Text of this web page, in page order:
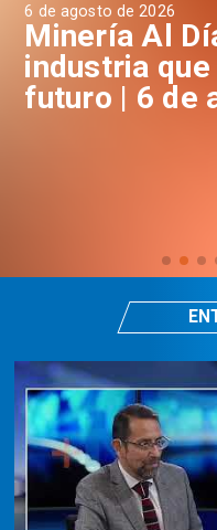
6 de agosto de 2026
Minería Al
industria
futuro | 6 de